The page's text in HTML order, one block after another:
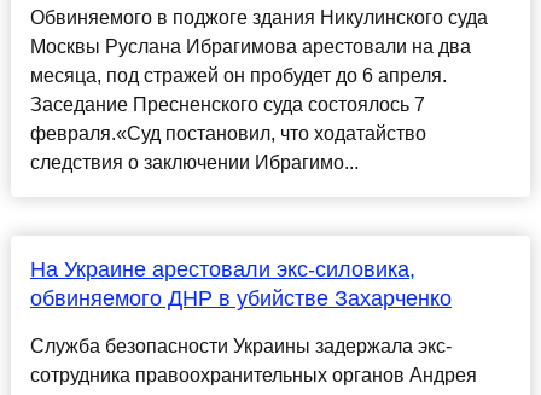
Обвиняемого в поджоге здания Никулинского суда
Москвы Руслана Ибрагимова арестовали на два
месяца, под стражей он пробудет до 6 апреля.
Заседание Пресненского суда состоялось 7
февраля.«Суд постановил, что ходатайство
следствия о заключении Ибрагимо...
На Украине арестовали экс-силовика,
обвиняемого ДНР в убийстве Захарченко
Служба безопасности Украины задержала экс-
сотрудника правоохранительных органов Андрея